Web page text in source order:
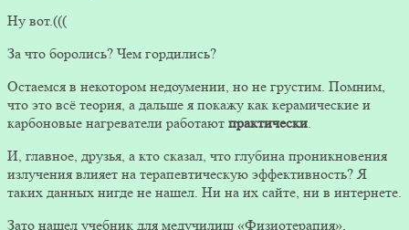
Ну вот.(((
За что боролись? Чем гордились?
Остаемся в некотором недоумении, но не грустим. Помним,
что это всё теория, а дальше я покажу как керамические и
карбоновые нагреватели работают практически.
И, главное, друзья, а кто сказал, что глубина проникновения
излучения влияет на терапевтическую эффективность? Я
таких данных нигде не нашел. Ни на их сайте, ни в интернете.
Зато нашел учебник для медучилищ «Физиотерапия»,